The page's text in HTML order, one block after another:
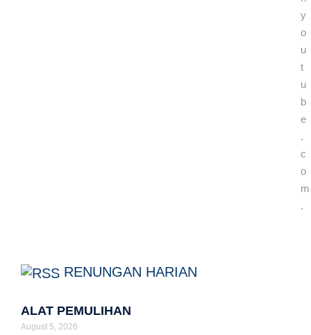
y
o
u
t
u
b
e
.
c
o
m
.
RENUNGAN HARIAN
ALAT PEMULIHAN
August 5, 2026